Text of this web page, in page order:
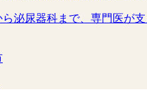
泌尿器科まで、専門医が